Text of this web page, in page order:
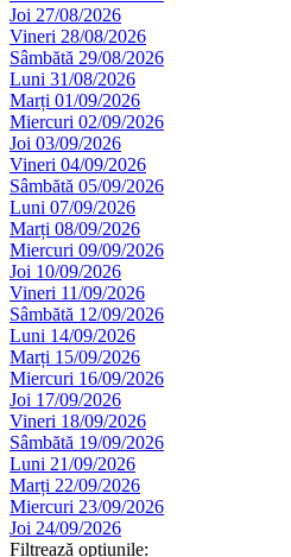
Joi 27/08/2026
Vineri 28/08/2026
Sâmbătă 29/08/2026
Luni 31/08/2026
Marți 01/09/2026
Miercuri 02/09/2026
Joi 03/09/2026
Vineri 04/09/2026
Sâmbătă 05/09/2026
Luni 07/09/2026
Marți 08/09/2026
Miercuri 09/09/2026
Joi 10/09/2026
Vineri 11/09/2026
Sâmbătă 12/09/2026
Luni 14/09/2026
Marți 15/09/2026
Miercuri 16/09/2026
Joi 17/09/2026
Vineri 18/09/2026
Sâmbătă 19/09/2026
Luni 21/09/2026
Marți 22/09/2026
Miercuri 23/09/2026
Joi 24/09/2026
Filtrează opțiunile: